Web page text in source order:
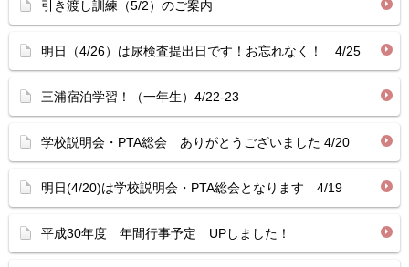
引き渡し訓練（5/2）のご案内
明日（4/26）は尿検査提出日です！お忘れなく！ 4/25
三浦宿泊学習！（一年生）4/22-23
学校説明会・PTA総会 ありがとうございました 4/20
明日(4/20)は学校説明会・PTA総会となります 4/19
平成30年度 年間行事予定 UPしました！